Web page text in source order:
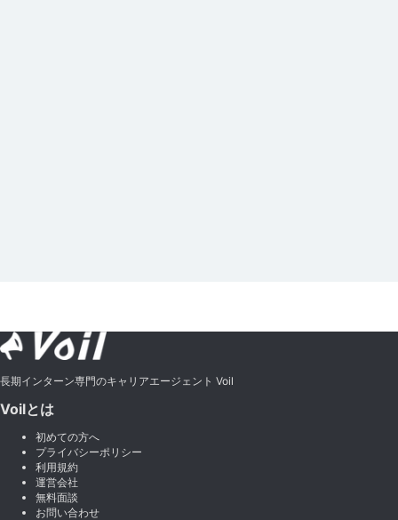
長期インターン専門のキャリアエージェント Voil
Voilとは
初めての方へ
プライバシーポリシー
利用規約
運営会社
無料面談
お問い合わせ